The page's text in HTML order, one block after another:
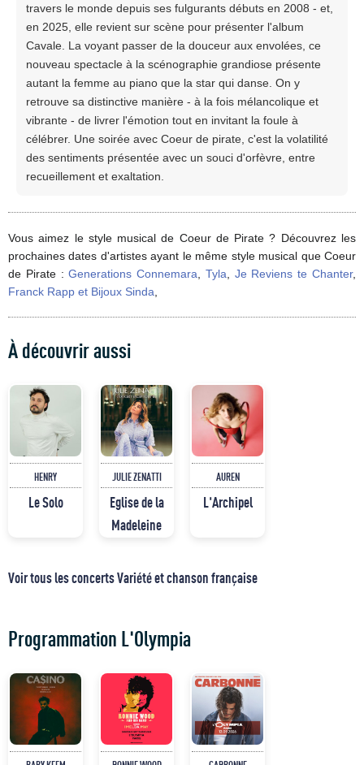
travers le monde depuis ses fulgurants débuts en 2008 - et,
en 2025, elle revient sur scène pour présenter l'album
Cavale. La voyant passer de la douceur aux envolées, ce
nouveau spectacle à la scénographie grandiose présente
autant la femme au piano que la star qui danse. On y
retrouve sa distinctive manière - à la fois mélancolique et
vibrante - de livrer l'émotion tout en invitant la foule à
célébrer. Une soirée avec Coeur de pirate, c'est la volatilité
des sentiments présentée avec un souci d'orfèvre, entre
recueillement et exaltation.
Vous aimez le style musical de Coeur de Pirate ? Découvrez les
prochaines dates d'artistes ayant le même style musical que Coeur
de Pirate :Generations Connemara Tyla Je Reviens te Chanter,
Franck Rapp et Bijoux Sinda
À découvrir aussi
HENRY
Le Solo
JULIE ZENATTI
Eglise de la
Madeleine
AUREN
L'Archipel
Voir tous les concerts Variété et chanson française
Programmation L'Olympia